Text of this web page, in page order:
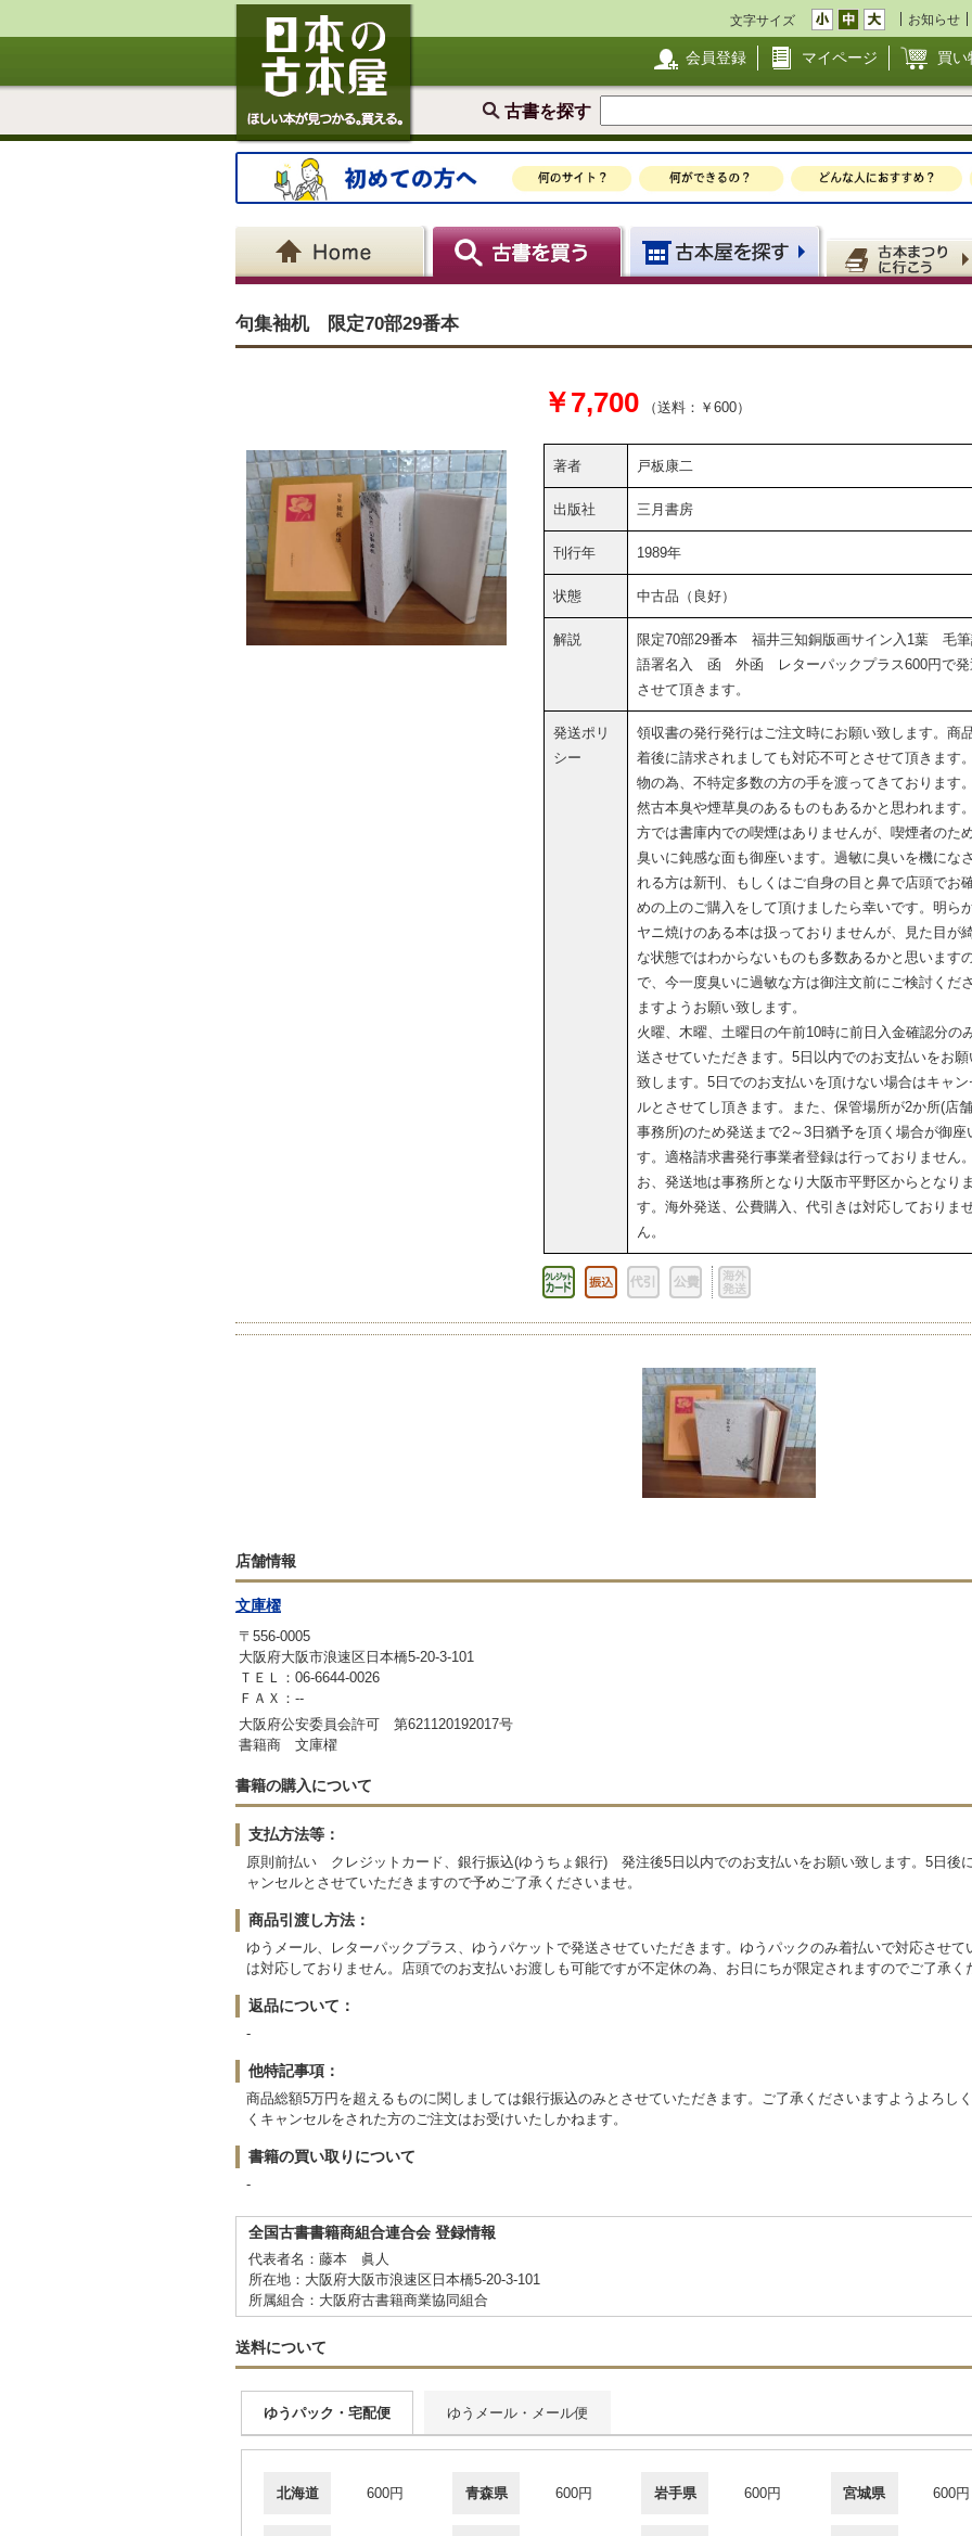
文字サイズ お知らせ
会員登録 マイページ 買い
古書を探す
句集袖机 限定70部29番本
￥7,700 （送料：￥600）
著者 戸板康二
出版社 三月書房
刊行年 1989年
状態 中古品（良好）
解説
限定70部29番本 福井三知銅版画サイン入1葉 毛
語署名入 函 外函 レターパックプラス600円で発
させて頂きます。
発送ポリ
シー
領収書の発行発行はご注文時にお願い致します。商
着後に請求されましても対応不可とさせて頂きます
物の為、不特定多数の方の手を渡ってきております
然古本臭や煙草臭のあるものもあるかと思われます
方では書庫内での喫煙はありませんが、喫煙者のため
臭いに鈍感な面も御座います。過敏に臭いを機にな
れる方は新刊、もしくはご自身の目と鼻で店頭でお
めの上のご購入をして頂けましたら幸いです。明ら
ヤニ焼けのある本は扱っておりませんが、見た目が
な状態ではわからないものも多数あるかと思います
で、今一度臭いに過敏な方は御注文前にご検討くだ
ますようお願い致します。
火曜、木曜、土曜日の午前10時に前日入金確認分の
送させていただきます。5日以内でのお支払いをお願
致します。5日でのお支払いを頂けない場合はキャン
ルとさせてし頂きます。また、保管場所が2か所(店舗
事務所)のため発送まで2～3日猶予を頂く場合が御座
す。適格請求書発行事業者登録は行っておりません
お、発送地は事務所となり大阪市平野区からとなりま
す。海外発送、公費購入、代引きは対応しておりま
ん。
店舗情報
文庫櫂
〒556-0005
大阪府大阪市浪速区日本橋5-20-3-101
ＴＥＬ：06-6644-0026
ＦＡＸ：--
大阪府公安委員会許可 第621120192017号
書籍商 文庫櫂
書籍の購入について
支払方法等：
原則前払い クレジットカード、銀行振込(ゆうちょ銀行) 発注後5日以内でのお支払いをお願い致します。5日後
ャンセルとさせていただきますので予めご了承くださいませ。
商品引渡し方法：
ゆうメール、レターパックプラス、ゆうパケットで発送させていただきます。ゆうパックのみ着払いで対応させ
は対応しておりません。店頭でのお支払いお渡しも可能ですが不定休の為、お日にちが限定されますのでご了承く
返品について：
-
他特記事項：
商品総額5万円を超えるものに関しましては銀行振込のみとさせていただきます。ご了承くださいますようよろし
くキャンセルをされた方のご注文はお受けいたしかねます。
書籍の買い取りについて
-
全国古書書籍商組合連合会 登録情報
代表者名：藤本 眞人
所在地：大阪府大阪市浪速区日本橋5-20-3-101
所属組合：大阪府古書籍商業協同組合
送料について
ゆうパック・宅配便 ゆうメール・メール便
北海道 600円 青森県 600円 岩手県 600円 宮城県 600円